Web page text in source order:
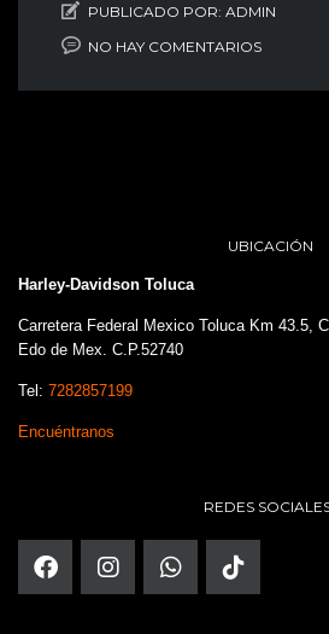
PUBLICADO POR: ADMIN
NO HAY COMENTARIOS
UBICACIÓN
Harley-Davidson Toluca
Carretera Federal Mexico Toluca Km 43.5,
Edo de Mex. C.P.52740
Tel: 7282857199
Encuéntranos
REDES